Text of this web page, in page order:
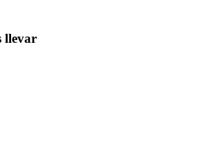
llevar